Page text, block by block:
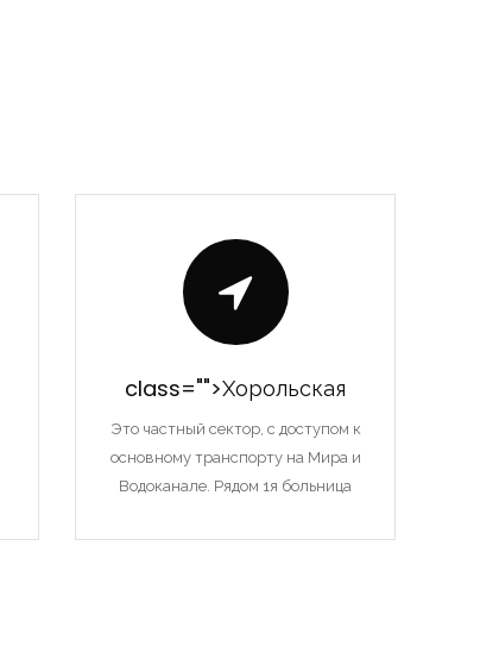
class="">Хорольская
Это частный сектор, с доступом к
основному транспорту на Мира и
Водоканале. Рядом 1я больница